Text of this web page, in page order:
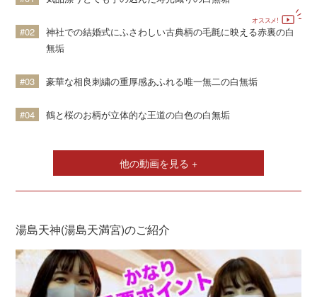
ご相談予約
#02
神社での結婚式にふさわしい古典柄の毛氈に映える赤裏の白
無垢
#03 豪華な相良刺繍の重厚感あふれる唯一無二の白無垢
#04 鶴と桜のお柄が立体的な王道の白色の白無垢
他の動画を見る +
湯島天神(湯島天満宮)のご紹介